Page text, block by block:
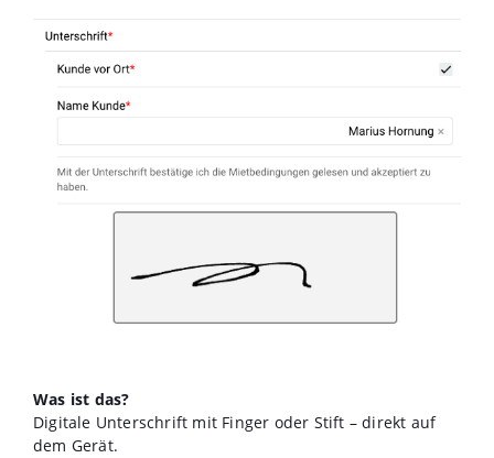
Was ist das?
Digitale Unterschrift mit Finger oder Stift – direkt auf
dem Gerät.